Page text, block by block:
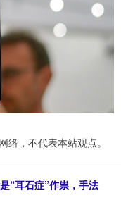
络，不代表本站观点。
“耳石症”作祟，手法